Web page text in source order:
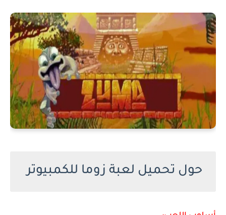
حول تحميل لعبة زوما للكمبيوتر